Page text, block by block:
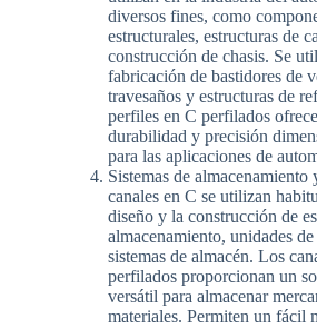
diversos fines, como
estructurales, estructuras de
construcción de chasis. Se
fabricación de bastidores de
travesaños y estructuras de
perfiles en C perfilados
durabilidad y precisión
para las aplicaciones de
Sistemas de almacenamiento
canales en C se utilizan
diseño y la construcción de
almacenamiento, unidades
sistemas de almacén. Los
perfilados proporcionan un
versátil para almacenar
materiales. Permiten un fácil